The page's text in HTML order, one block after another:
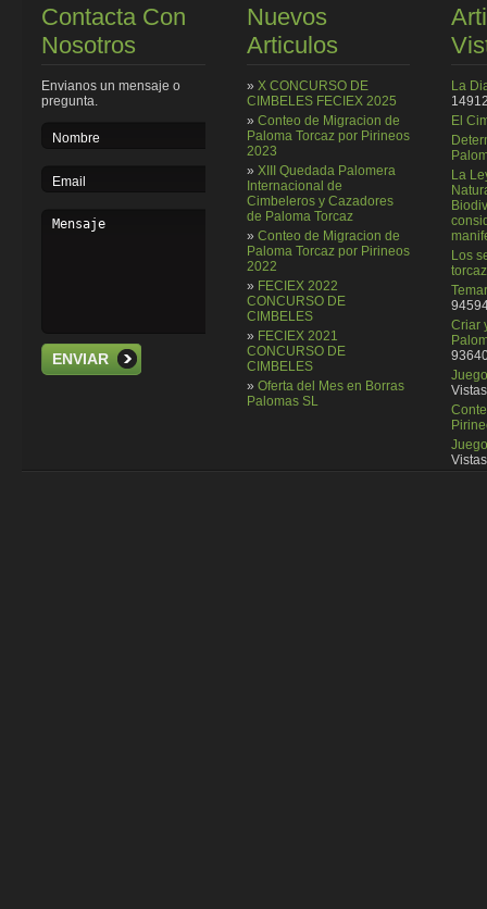
Contacta Con
Nosotros
Envianos un mensaje o
pregunta.
ENVIAR
Nuevos
Articulos
» X CONCURSO DE
CIMBELES FECIEX 2025
» Conteo de Migracion de
Paloma Torcaz por Pirineos
2023
» XIII Quedada Palomera
Internacional de
Cimbeleros y Cazadores
de Paloma Torcaz
» Conteo de Migracion de
Paloma Torcaz por Pirineos
2022
» FECIEX 2022
CONCURSO DE
CIMBELES
» FECIEX 2021
CONCURSO DE
CIMBELES
» Oferta del Mes en Borras
Palomas SL
La
El
La
Los
torcaz
Criar
Vistas
Vistas